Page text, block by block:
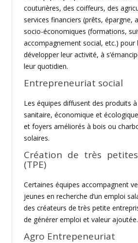
couturières, des coiffeurs, des
services financiers (prêts, épargne,
socio-économiques (formations,
accompagnement social, etc.) pour
développer leur activité, à
leur quotidien.
Entrepreneuriat social
Les équipes diffusent des produits
sanitaire, économique et
et foyers améliorés à bois ou
solaires.
Création de très
(TPE)
Certaines équipes accompagnent
jeunes en recherche d’un emploi
des créateurs de très petite
de générer emploi et valeur
Agro Entrepeneuriat